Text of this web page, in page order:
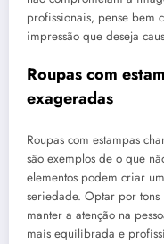
profissionais, pense bem
impressão que deseja
Roupas com
exageradas
Roupas com estampas
são exemplos de o que
elementos podem criar
seriedade. Optar por tons
manter a atenção na
mais equilibrada e